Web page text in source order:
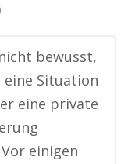
bewusst,
eine Situation
eine private
einigen